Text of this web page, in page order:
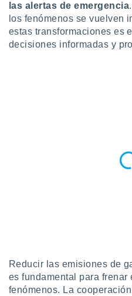
las alertas de emergencia
los fenómenos se vuelven
estas transformaciones es
decisiones informadas y
Reducir las emisiones de
es fundamental para frenar
fenómenos. La